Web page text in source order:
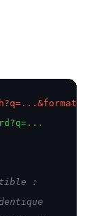
: